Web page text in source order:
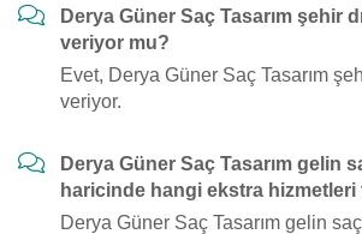
Derya Güner Saç Tasarım şehir
veriyor mu?
Evet, Derya Güner Saç Tasarım
veriyor.
Derya Güner Saç Tasarım gelin
haricinde hangi ekstra
Derya Güner Saç Tasarım gelin